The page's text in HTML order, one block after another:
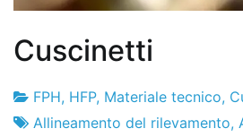
Cuscinetti
Fabbrica
13
FPH, HFP, Materiale tecnico,
Allineamento del rilevamento,